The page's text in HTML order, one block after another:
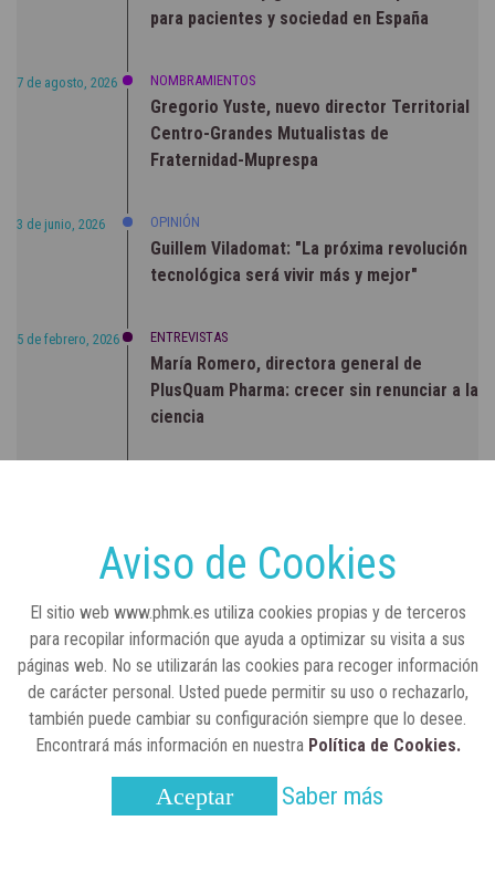
para pacientes y sociedad en España
7 de agosto, 2026 NOMBRAMIENTOS
Gregorio Yuste, nuevo director Territorial
Centro-Grandes Mutualistas de
Fraternidad-Muprespa
3 de junio, 2026 OPINIÓN
Guillem Viladomat: "La próxima revolución
tecnológica será vivir más y mejor"
5 de febrero, 2026 ENTREVISTAS
María Romero, directora general de
PlusQuam Pharma: crecer sin renunciar a la
ciencia
Lilly impulsa "Razones de Peso" para
visibilizar la obesidad
25 de marzo, 2023 ENTRE BASTIDORES
Real Academia Nacional de Farmacia: un
la sociedad actual
Aviso de Cookies
El sitio web www.phmk.es utiliza cookies propias y de terceros
para recopilar información que ayuda a optimizar su visita a sus
páginas web. No se utilizarán las cookies para recoger información
de carácter personal. Usted puede permitir su uso o rechazarlo,
también puede cambiar su configuración siempre que lo desee.
Encontrará más información en nuestra Política de Cookies.
Aceptar Saber más